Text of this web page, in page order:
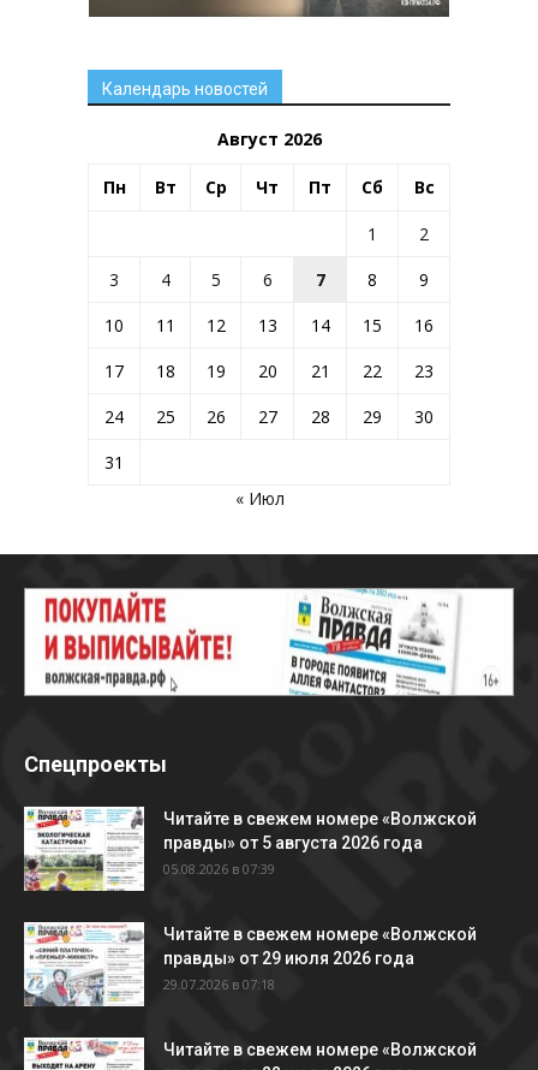
Календарь новостей
Август 2026
Пн Вт Ср Чт Пт Сб Вс
1
2
3
4 5 6 7 8
9
10
11 12 13 14 15
16
17
18 19 20 21 22
23
24
25 26 27 28 29
30
31
« Июл
Спецпроекты
Читайте в свежем номере «Волжской
правды» от 5 августа 2026 года
05.08.2026 в 07:39
Читайте в свежем номере «Волжской
правды» от 29 июля 2026 года
29.07.2026 в 07:18
Читайте в свежем номере «Волжской